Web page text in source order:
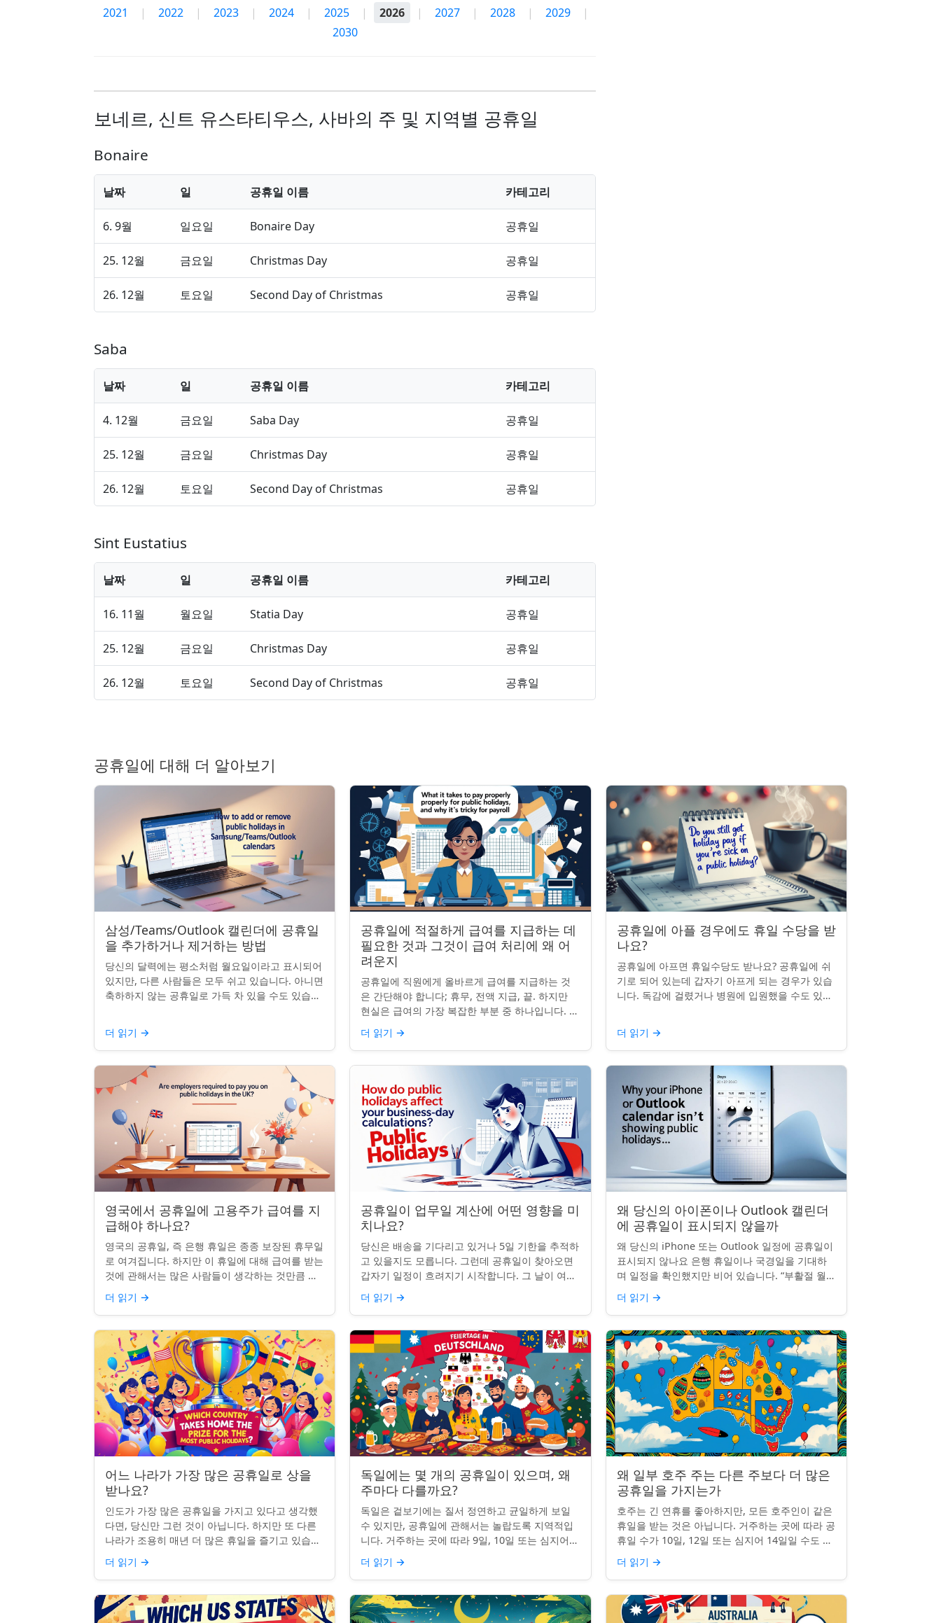
2021 | 2022 | 2023 | 2024 | 2025 | 2026 | 2027 | 2028 | 2029
|
2030
보네르, 신트 유스타티우스, 사바의 주 및 지역별 공휴일
Bonaire
날짜 일 공휴일 이름 카테고리
6. 9월 일요일 Bonaire Day 공휴일
25. 12월 금요일 Christmas Day 공휴일
26. 12월 토요일 Second Day of Christmas 공휴일
Saba
날짜 일 공휴일 이름 카테고리
4. 12월 금요일 Saba Day 공휴일
25. 12월 금요일 Christmas Day 공휴일
26. 12월 토요일 Second Day of Christmas 공휴일
Sint Eustatius
날짜 일 공휴일 이름 카테고리
16. 11월 월요일 Statia Day 공휴일
25. 12월 금요일 Christmas Day 공휴일
26. 12월 토요일 Second Day of Christmas 공휴일
공휴일에 대해 더 알아보기
삼성/Teams/Outlook 캘린더에 공휴일
을 추가하거나 제거하는 방법
당신의 달력에는 평소처럼 월요일이라고 표시되어
있지만, 다른 사람들은 모두 쉬고 있습니다. 아니면
축하하지 않는 공휴일로 가득 차 있을 수도 있습니
더 읽기 →
공휴일에 적절하게 급여를 지급하는 데
필요한 것과 그것이 급여 처리에 왜 어
려운지
공휴일에 직원에게 올바르게 급여를 지급하는 것
은 간단해야 합니다; 휴무, 전액 지급, 끝. 하지만
현실은 급여의 가장 복잡한 부분 중 하나입니다. 계
약서, 근무 시간, 휴일 규칙이 달라지면 하나의 공
휴일이 준수 문제...
더 읽기 →
공휴일에 아플 경우에도 휴일 수당을 받
나요?
공휴일에 아프면 휴일수당도 받나요? 공휴일에 쉬
기로 되어 있는데 갑자기 아프게 되는 경우가 있습
니다. 독감에 걸렸거나 병원에 입원했을 수도 있죠.
더 읽기 →
영국에서 공휴일에 고용주가 급여를 지
급해야 하나요?
영국의 공휴일, 즉 은행 휴일은 종종 보장된 휴무일
로 여겨집니다. 하지만 이 휴일에 대해 급여를 받는
것에 관해서는 많은 사람들이 생각하는 것만큼 명
확하지 않습니다. 사실, 급여를 받거나 하루 쉬는
것이 전적으로 계...
더 읽기 →
공휴일이 업무일 계산에 어떤 영향을 미
치나요?
당신은 배송을 기다리고 있거나 5일 기한을 추적하
고 있을지도 모릅니다. 그런데 공휴일이 찾아오면
갑자기 일정이 흐려지기 시작합니다. 그 날이 여전
히 계산에 포함되나요? 업무일 계산을 할 때 공휴
일은 생각보다 더 중요...
더 읽기 →
왜 당신의 아이폰이나 Outlook 캘린더
에 공휴일이 표시되지 않을까
왜 당신의 iPhone 또는 Outlook 일정에 공휴일이
표시되지 않나요 은행 휴일이나 국경일을 기대하
며 일정을 확인했지만 비어 있습니다. “부활절 월요
일”, “노동절”, “독립기념일”이 보이지 않네요.
iPhon...
더 읽기 →
어느 나라가 가장 많은 공휴일로 상을
받나요?
인도가 가장 많은 공휴일을 가지고 있다고 생각했
다면, 당신만 그런 것이 아닙니다. 하지만 또 다른
나라가 조용히 매년 더 많은 휴일을 즐기고 있습니
다: 네팔입니다. 종교적, 문화적, 국가적 기념일이
혼합된 네팔은 현...
더 읽기 →
독일에는 몇 개의 공휴일이 있으며, 왜
주마다 다를까요?
독일은 겉보기에는 질서 정연하고 균일하게 보일
수 있지만, 공휴일에 관해서는 놀랍도록 지역적입
니다. 거주하는 곳에 따라 9일, 10일 또는 심지어
13일의 공휴일이 포함될 수 있습니다. 왜 그런 걸
까요? 간단한 통찰...
더 읽기 →
왜 일부 호주 주는 다른 주보다 더 많은
공휴일을 가지는가
호주는 긴 연휴를 좋아하지만, 모든 호주인이 같은
휴일을 받는 것은 아닙니다. 거주하는 곳에 따라 공
휴일 수가 10일, 12일 또는 심지어 14일일 수도 있
습니다. 도대체 무슨 일이 일어나고 있는 걸까요?
왜 일부 ...
더 읽기 →